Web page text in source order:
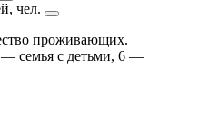
чел.
проживающих.
семья с детьми, 6 —